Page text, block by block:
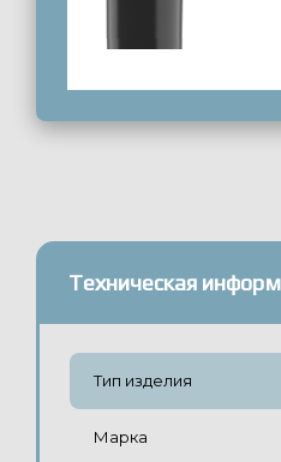
Техническая
Тип изделия
Марка